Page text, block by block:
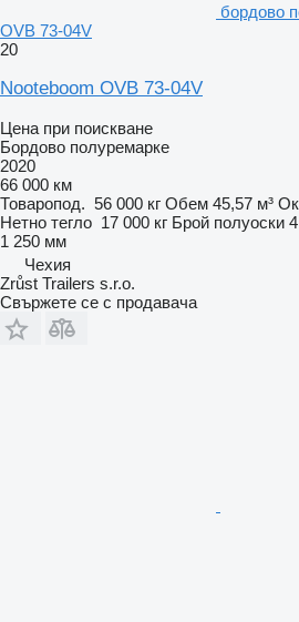
бордово
OVB 73-04V
20
Nooteboom OVB 73-04V
Цена при поискване
Бордово полуремарке
2020
66 000 км
Товаропод. 56 000 кг Обем 45,57 м³
Нетно тегло 17 000 кг Брой полуоски 4
1 250 мм
Чехия
Zrůst Trailers s.r.o.
Свържете се с продавача